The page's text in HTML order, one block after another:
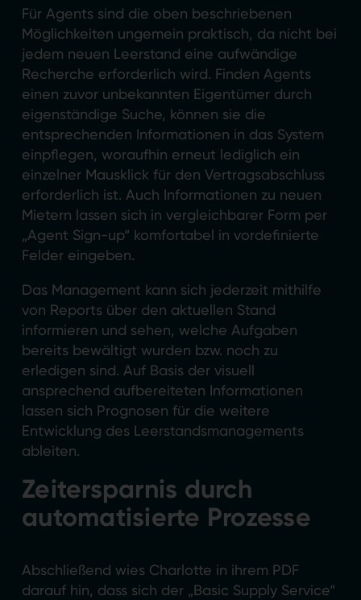
Für Agents sind die oben beschriebenen
Möglichkeiten ungemein praktisch, da nicht bei
jedem neuen Leerstand eine aufwändige
Recherche erforderlich wird. Finden Agents
einen zuvor unbekannten Eigentümer durch
eigenständige Suche, können sie die
entsprechenden Informationen in das System
einpflegen, woraufhin erneut lediglich ein
einzelner Mausklick für den Vertragsabschluss
erforderlich ist. Auch Informationen zu neuen
Mietern lassen sich in vergleichbarer Form per
„Agent Sign-up“ komfortabel in vordefinierte
Felder eingeben.
Das Management kann sich jederzeit mithilfe
von Reports über den aktuellen Stand
informieren und sehen, welche Aufgaben
bereits bewältigt wurden bzw. noch zu
erledigen sind. Auf Basis der visuell
ansprechend aufbereiteten Informationen
lassen sich Prognosen für die weitere
Entwicklung des Leerstandsmanagements
ableiten.
Zeitersparnis durch
automatisierte Prozesse
Abschließend wies Charlotte in ihrem PDF
darauf hin, dass sich der „Basic Supply Service“